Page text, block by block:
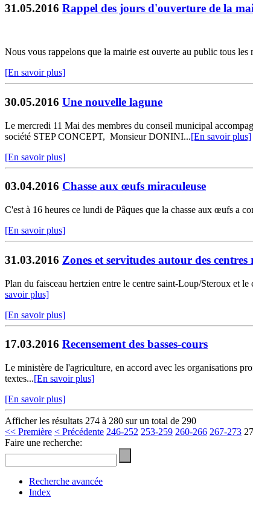
31.05.2016 Rappel des jours d'ouverture de la
Nous vous rappelons que la mairie est ouverte au public tous
[En savoir plus]
30.05.2016 Une nouvelle lagune
Le mercredi 11 Mai des membres du conseil municipal
société STEP CONCEPT, Monsieur DONINI...[En savoir plus]
[En savoir plus]
03.04.2016 Chasse aux œufs miraculeuse
C'est à 16 heures ce lundi de Pâques que la chasse aux œufs a
[En savoir plus]
31.03.2016 Zones et servitudes autour des
Plan du faisceau hertzien entre le centre saint-Loup/Steroux et
savoir plus]
[En savoir plus]
17.03.2016 Recensement des basses-cours
Le ministère de l'agriculture, en accord avec les organisations
textes...[En savoir plus]
[En savoir plus]
Afficher les résultats 274 à 280 sur un total de 290
<< Première < Précédente 246-252 253-259 260-266 267-273
Faire une recherche:
Recherche avancée
Index